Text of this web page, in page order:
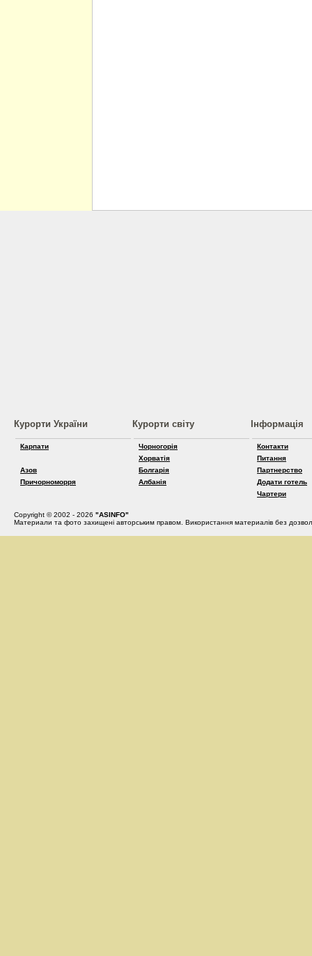
Курорти України
Карпати
Азов
Причорноморря
Курорти світу
Чорногорія
Хорватія
Болгарія
Албанія
Інформація
Контакти
Питання
Партнерство
Додати готель
Чартери
Copyright © 2002 - 2026 "ASINFO"
Материали та фото захищені авторським правом. Використання материалів без